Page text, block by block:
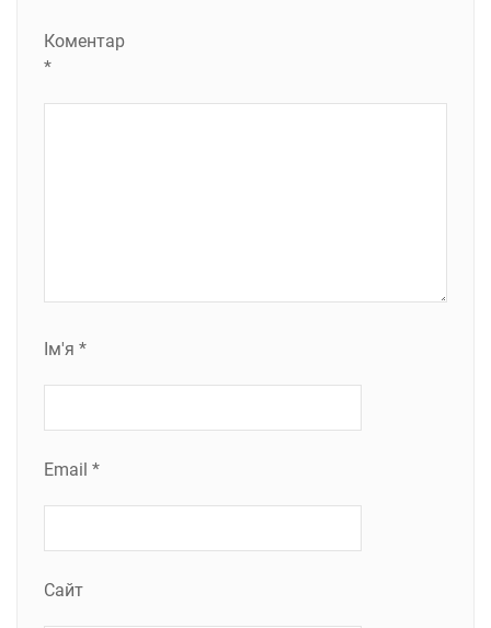
Коментар
*
Ім'я *
Email *
Сайт